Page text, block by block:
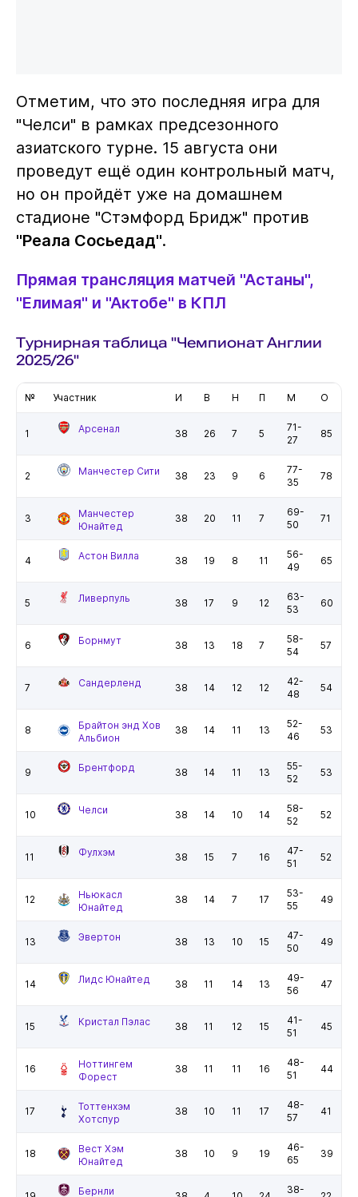
Отметим, что это последняя игра для
"Челси" в рамках предсезонного
азиатского турне. 15 августа они
проведут ещё один контрольный матч,
но он пройдёт уже на домашнем
стадионе "Стэмфорд Бридж" против
"Реала Сосьедад".
Прямая трансляция матчей "Астаны",
"Елимая" и "Актобе" в КПЛ
Турнирная таблица "Чемпионат Англии
2025/26"
№ Участник И В Н П М О
1 Арсенал 38 26 7 5
71-
27
85
2 Манчестер Сити 38 23 9 6
77-
35
78
3
Манчестер
Юнайтед
38 20 11 7
69-
50
71
4 Астон Вилла 38 19 8 11
56-
49
65
5 Ливерпуль 38 17 9 12
63-
53
60
6 Борнмут 38 13 18 7
58-
54
57
7 Сандерленд 38 14 12 12
42-
48
54
8
Брайтон энд Хов
Альбион
38 14 11 13
52-
46
53
9 Брентфорд 38 14 11 13
55-
52
53
10 Челси 38 14 10 14
58-
52
52
11 Фулхэм 38 15 7 16
47-
51
52
12
Ньюкасл
Юнайтед
38 14 7 17
53-
55
49
13 Эвертон 38 13 10 15
47-
50
49
14 Лидс Юнайтед 38 11 14 13
49-
56
47
15 Кристал Пэлас 38 11 12 15
41-
51
45
16
Ноттингем
Форест
38 11 11 16
48-
51
44
17
Тоттенхэм
Хотспур
38 10 11 17
48-
57
41
18
Вест Хэм
Юнайтед
38 10 9 19
46-
65
39
Бернли
38-